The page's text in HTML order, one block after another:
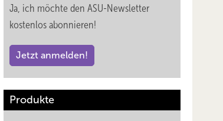
Ja, ich möchte den ASU-Newsletter
kostenlos abonnieren!
Jetzt anmelden!
Produkte